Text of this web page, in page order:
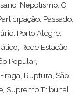
, Nepotismo, O
, Passado,
, Porto Alegre,
, Rede Estação
Popular,
, Ruptura, São
, Supremo Tribunal